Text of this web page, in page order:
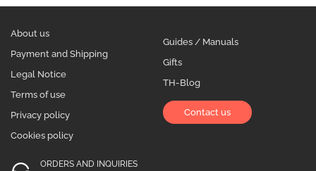
About us
Payment and Shipping
Legal Notice
Terms of use
Privacy policy
Cookies policy
Guides / Manuals
Gifts
TH-Blog
Contact us
ORDERS AND INQUIRIES